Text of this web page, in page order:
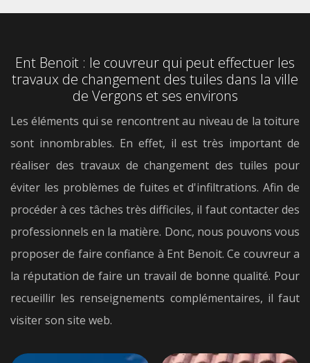
Ent Benoit : le couvreur qui peut effectuer les
travaux de changement des tuiles dans la ville
de Vergons et ses environs
Les éléments qui se rencontrent au niveau de la toiture
sont innombrables. En effet, il est très important de
réaliser des travaux de changement des tuiles pour
éviter les problèmes de fuites et d'infiltrations. Afin de
procéder à ces tâches très difficiles, il faut contacter des
professionnels en la matière. Donc, nous pouvons vous
proposer de faire confiance à Ent Benoit. Ce couvreur a
la réputation de faire un travail de bonne qualité. Pour
recueillir les renseignements complémentaires, il faut
visiter son site web.